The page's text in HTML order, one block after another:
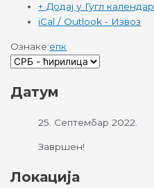
+ Додај у Гугл календар
iCal / Outlook - Извоз
Ознаке:епк
Датум
25. Септембар 2022.
Завршен!
Локација